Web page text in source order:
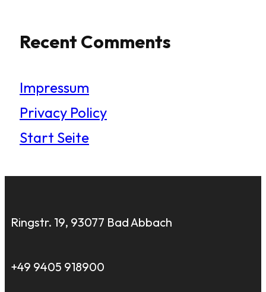
Recent Comments
Impressum
Privacy Policy
Start Seite
Ringstr. 19, 93077 Bad Abbach
+49 9405 918900